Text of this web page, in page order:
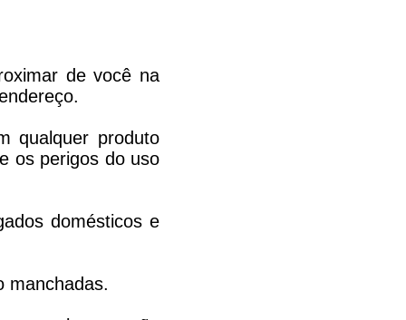
de você na
qualquer produto
os perigos do uso
domésticos e
manchadas.